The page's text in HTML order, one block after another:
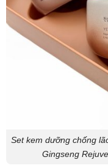
Set kem dưỡng chống
Gingseng